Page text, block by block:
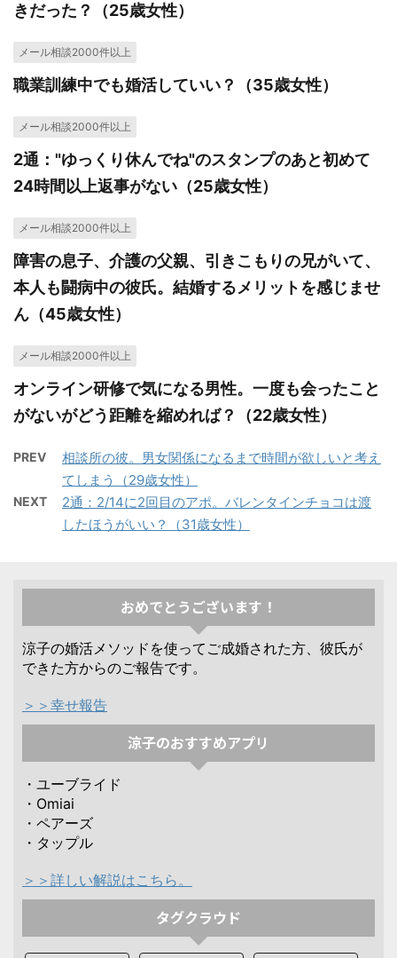
きだった？（25歳女性）
メール相談2000件以上
職業訓練中でも婚活していい？（35歳女性）
メール相談2000件以上
2通："ゆっくり休んでね"のスタンプのあと初めて
24時間以上返事がない（25歳女性）
メール相談2000件以上
障害の息子、介護の父親、引きこもりの兄がいて、
本人も闘病中の彼氏。結婚するメリットを感じませ
ん（45歳女性）
メール相談2000件以上
オンライン研修で気になる男性。一度も会ったこと
がないがどう距離を縮めれば？（22歳女性）
PREV
相談所の彼。男女関係になるまで時間が欲しいと考え
てしまう（29歳女性）
NEXT
2通：2/14に2回目のアポ。バレンタインチョコは渡
したほうがいい？（31歳女性）
おめでとうございます！
涼子の婚活メソッドを使ってご成婚された方、彼氏が
できた方からのご報告です。
＞＞幸せ報告
涼子のおすすめアプリ
・ユーブライド
・Omiai
・ペアーズ
・タップル
＞＞詳しい解説はこちら。
タグクラウド